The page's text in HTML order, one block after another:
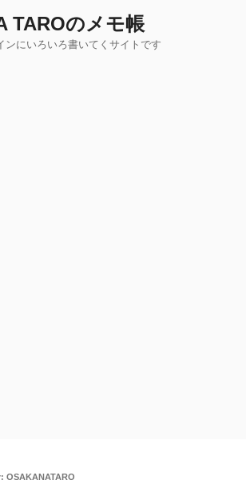
TAROのメモ帳
ンにいろいろ書いてくサイトです
OSAKANATARO